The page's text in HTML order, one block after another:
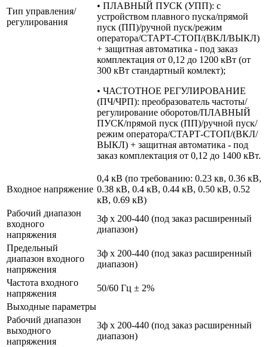
Тип управления/
регулирования
• ПЛАВНЫЙ ПУСК (УПП): с
устройством плавного пуска/прямой
пуск (ПП)/ручной пуск/режим
оператора/СТАРТ-СТОП/(ВКЛ/ВЫКЛ)
+ защитная автоматика - под заказ
комплектация от 0,12 до 1200 кВт (от
300 кВт стандартный комлект);
• ЧАСТОТНОЕ РЕГУЛИРОВАНИЕ
(ПЧ/ЧРП): преобразователь частоты/
регулирование оборотов/ПЛАВНЫЙ
ПУСК/прямой пуск (ПП)/ручной пуск/
режим оператора/СТАРТ-СТОП/(ВКЛ/
ВЫКЛ) + защитная автоматика - под
заказ комплектация от 0,12 до 1400 кВт.
Входное напряжение
0,4 кВ (по требованию: 0.23 кв, 0.36 кВ,
0.38 кВ, 0.4 кВ, 0.44 кВ, 0.50 кВ, 0.52
кВ, 0.69 кВ)
Рабочий диапазон
входного
напряжения
3ф х 200-440 (под заказ расширенный
диапазон)
Предельный
диапазон входного
напряжения
3ф х 200-440 (под заказ расширенный
диапазон)
Частота входного
напряжения
50/60 Гц ± 2%
Выходные параметры
Рабочий диапазон
выходного
напряжения
3ф х 200-440 (под заказ расширенный
диапазон)